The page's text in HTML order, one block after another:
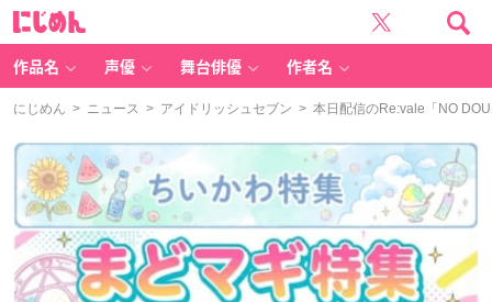
作品名 声優 舞台俳優 作者名
にじめん > ニュース > アイドリッシュセブン > 本日配信のRe:vale「NO